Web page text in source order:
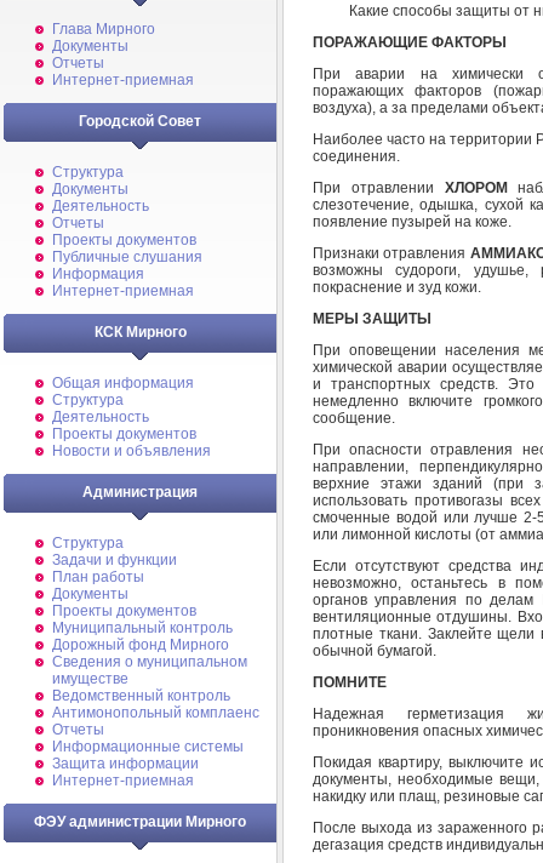
Глава Мирного
Документы
Отчеты
Интернет-приемная
Городской Совет
Структура
Документы
Деятельность
Отчеты
Проекты документов
Публичные слушания
Информация
Интернет-приемная
КСК Мирного
Общая информация
Структура
Деятельность
Проекты документов
Новости и объявления
Администрация
Структура
Задачи и функции
План работы
Документы
Проекты документов
Муниципальный контроль
Дорожный фонд Мирного
Cведения о муниципальном
имуществе
Ведомственный контроль
Антимонопольный комплаенс
Отчеты
Информационные системы
Защита информации
Интернет-приемная
ФЭУ администрации Мирного
Какие способы защиты от
ПОРАЖАЮЩИЕ ФАКТОРЫ
При аварии на химически
поражающих факторов
воздуха), а за пределами
Наиболее часто на территории
соединения.
При отравлении ХЛОРОМ
слезотечение, одышка, сухой
появление пузырей на коже.
Признаки отравления
возможны судороги, удушье,
покраснение и зуд кожи.
МЕРЫ ЗАЩИТЫ
При оповещении населения
химической аварии
и транспортных средств. Это
немедленно включите
сообщение.
При опасности отравления
направлении,
верхние этажи зданий (при
использовать противогазы
смоченные водой или лучше 2-
или лимонной кислоты (от
Если отсутствуют средства
невозможно, останьтесь в
органов управления по
вентиляционные отдушины.
плотные ткани. Заклейте щели
обычной бумагой.
ПОМНИТЕ
Надежная герметизация
проникновения опасных
Покидая квартиру, выключите
документы, необходимые вещи,
накидку или плащ, резиновые
После выхода из зараженного
дегазация средств